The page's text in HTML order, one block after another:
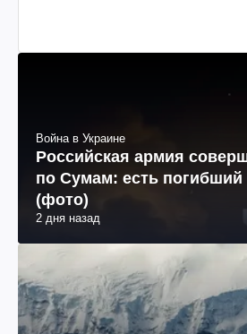
Война в Украине
Российская армия
по Сумам: есть
(фото)
2 дня назад